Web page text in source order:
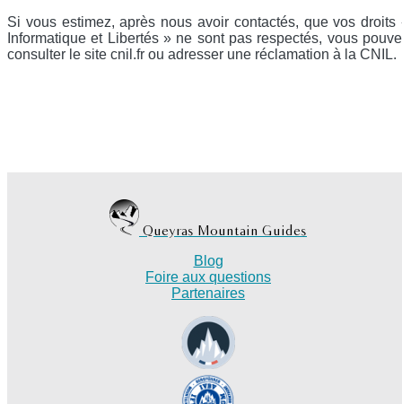
Si vous estimez, après nous avoir contactés, que vos droits
Informatique et Libertés » ne sont pas respectés, vous
consulter le site cnil.fr ou adresser une réclamation à la CNIL.
Queyras Mountain Guides
Blog
Foire aux questions
Partenaires